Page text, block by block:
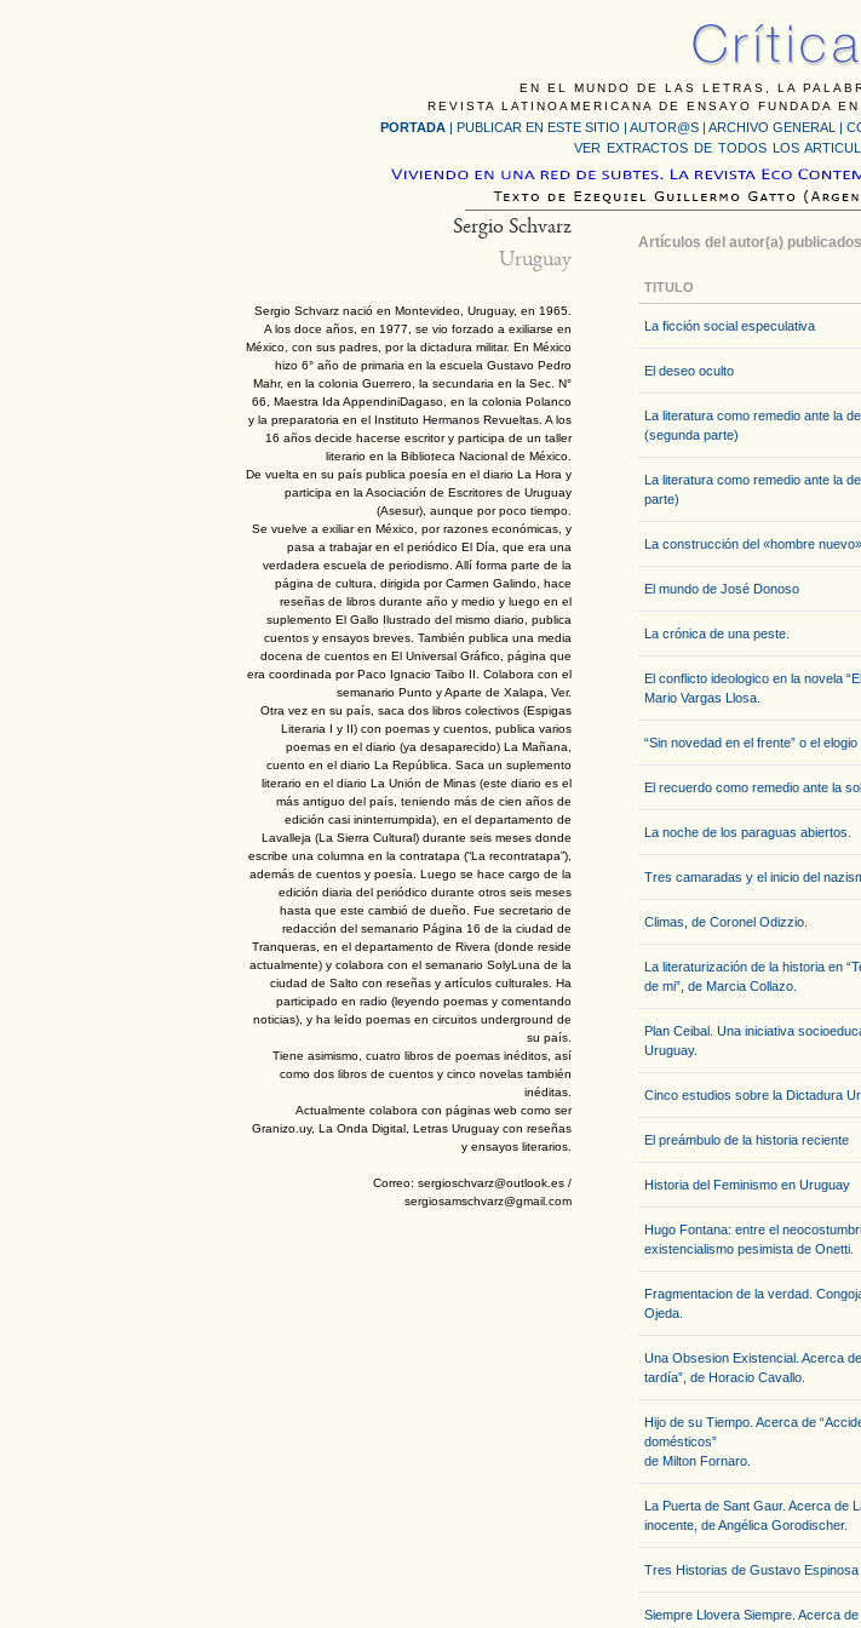
EN EL MUNDO DE LAS LETRAS, LA
REVISTA LATINOAMERICANA DE ENSAYO FUNDADA
PORTADA | PUBLICAR EN ESTE SITIO | AUTOR@S | ARCHIVO GENERAL |
VER EXTRACTOS DE TODOS LOS
Sergio Schvarz
Uruguay
Sergio Schvarz nació en Montevideo, Uruguay, en 1965.
A los doce años, en 1977, se vio forzado a exiliarse en
México, con sus padres, por la dictadura militar. En México
hizo 6° año de primaria en la escuela Gustavo Pedro
Mahr, en la colonia Guerrero, la secundaria en la Sec. N°
66, Maestra Ida AppendiniDagaso, en la colonia Polanco
y la preparatoria en el Instituto Hermanos Revueltas. A los
16 años decide hacerse escritor y participa de un taller
literario en la Biblioteca Nacional de México.
De vuelta en su país publica poesía en el diario La Hora y
participa en la Asociación de Escritores de Uruguay
(Asesur), aunque por poco tiempo.
Se vuelve a exiliar en México, por razones económicas, y
pasa a trabajar en el periódico El Día, que era una
verdadera escuela de periodismo. Allí forma parte de la
página de cultura, dirigida por Carmen Galindo, hace
reseñas de libros durante año y medio y luego en el
suplemento El Gallo Ilustrado del mismo diario, publica
cuentos y ensayos breves. También publica una media
docena de cuentos en El Universal Gráfico, página que
era coordinada por Paco Ignacio Taibo II. Colabora con el
semanario Punto y Aparte de Xalapa, Ver.
Otra vez en su país, saca dos libros colectivos (Espigas
Literaria I y II) con poemas y cuentos, publica varios
poemas en el diario (ya desaparecido) La Mañana,
cuento en el diario La República. Saca un suplemento
literario en el diario La Unión de Minas (este diario es el
más antiguo del país, teniendo más de cien años de
edición casi ininterrumpida), en el departamento de
Lavalleja (La Sierra Cultural) durante seis meses donde
escribe una columna en la contratapa (“La recontratapa”),
además de cuentos y poesía. Luego se hace cargo de la
edición diaria del periódico durante otros seis meses
hasta que este cambió de dueño. Fue secretario de
redacción del semanario Página 16 de la ciudad de
Tranqueras, en el departamento de Rivera (donde reside
actualmente) y colabora con el semanario SolyLuna de la
ciudad de Salto con reseñas y artículos culturales. Ha
participado en radio (leyendo poemas y comentando
noticias), y ha leído poemas en circuitos underground de
su país.
Tiene asimismo, cuatro libros de poemas inéditos, así
como dos libros de cuentos y cinco novelas también
inéditas.
Actualmente colabora con páginas web como ser
Granizo.uy, La Onda Digital, Letras Uruguay con reseñas
y ensayos literarios.
Correo: sergioschvarz@outlook.es /
sergiosamschvarz@gmail.com
Artículos del autor(a)
TITULO
La ficción social especulativa
El deseo oculto
La literatura como remedio ante la
(segunda parte)
La literatura como remedio ante la
parte)
La construcción del «hombre nuevo»
El mundo de José Donoso
La crónica de una peste.
El conflicto ideologico en la novela
Mario Vargas Llosa.
“Sin novedad en el frente” o el elogio
El recuerdo como remedio ante la
La noche de los paraguas abiertos.
Tres camaradas y el inicio del
Climas, de Coronel Odizzio.
La literaturización de la historia en
de mi”, de Marcia Collazo.
Plan Ceibal. Una iniciativa
Uruguay.
Cinco estudios sobre la Dictadura
El preámbulo de la historia reciente
Historia del Feminismo en Uruguay
Hugo Fontana: entre el
existencialismo pesimista de Onetti.
Fragmentacion de la verdad.
Ojeda.
Una Obsesion Existencial. Acerca
tardía”, de Horacio Cavallo.
Hijo de su Tiempo. Acerca de
domésticos”
de Milton Fornaro.
La Puerta de Sant Gaur. Acerca de
inocente, de Angélica Gorodischer.
Tres Historias de Gustavo Espinosa
Siempre Llovera Siempre. Acerca de